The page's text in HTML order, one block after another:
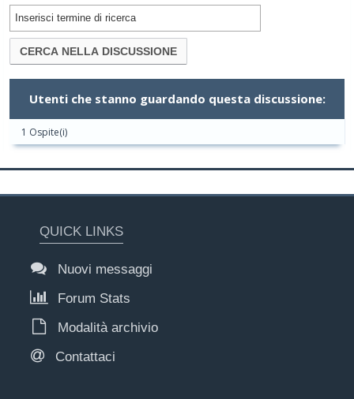
Utenti che stanno guardando questa discussione:
1 Ospite(i)
QUICK LINKS
Nuovi messaggi
Forum Stats
Modalità archivio
Contattaci